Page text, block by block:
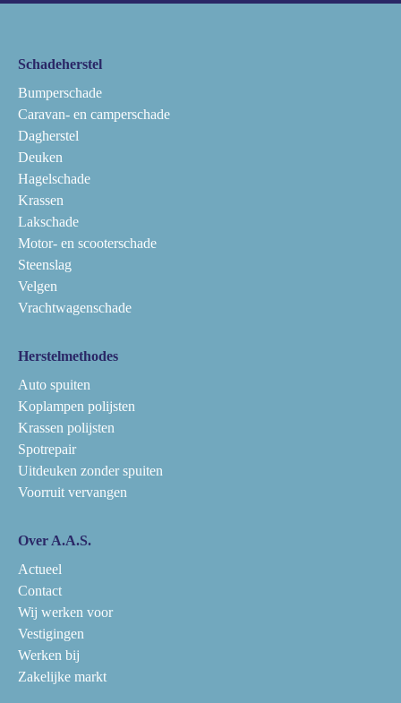
Schadeherstel
Bumperschade
Caravan- en camperschade
Dagherstel
Deuken
Hagelschade
Krassen
Lakschade
Motor- en scooterschade
Steenslag
Velgen
Vrachtwagenschade
Herstelmethodes
Auto spuiten
Koplampen polijsten
Krassen polijsten
Spotrepair
Uitdeuken zonder spuiten
Voorruit vervangen
Over A.A.S.
Actueel
Contact
Wij werken voor
Vestigingen
Werken bij
Zakelijke markt